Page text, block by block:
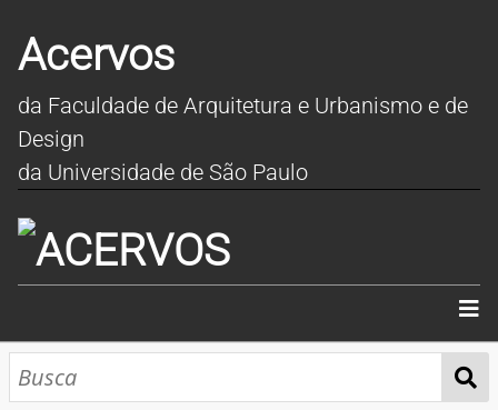
Acervos
da Faculdade de Arquitetura e Urbanismo e de
Design
da Universidade de São Paulo
INÍCIO